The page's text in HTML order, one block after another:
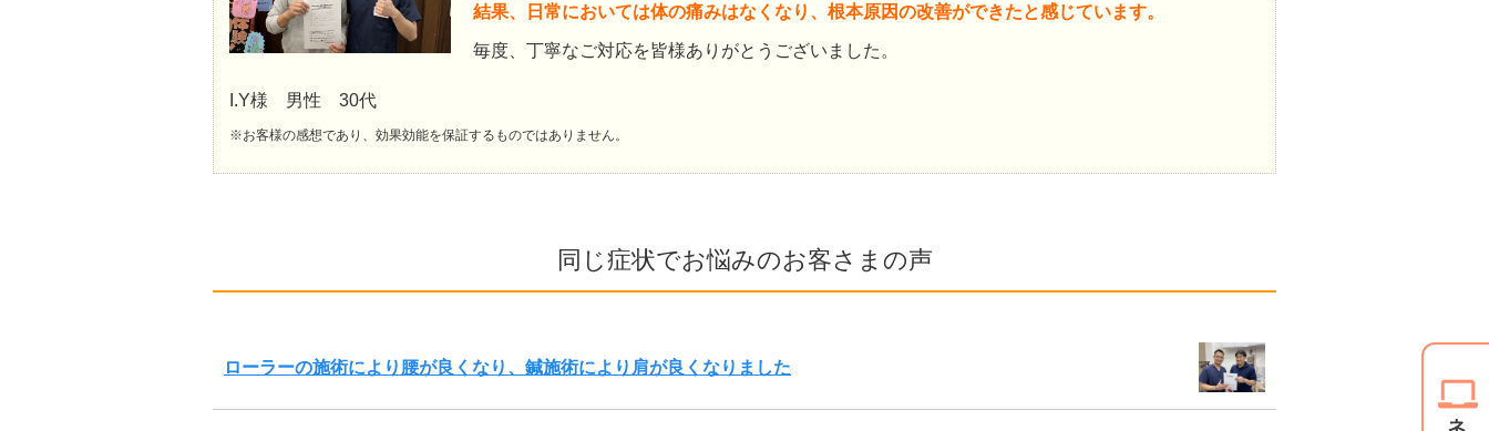
結果、日常においては体の痛みはなくなり、根本原因の改善ができたと感じています。
毎度、丁寧なご対応を皆様ありがとうございました。
I.Y様 男性 30代
※お客様の感想であり、効果効能を保証するものではありません。
同じ症状でお悩みのお客さまの声
ローラーの施術により腰が良くなり、鍼施術により肩が良くなりました